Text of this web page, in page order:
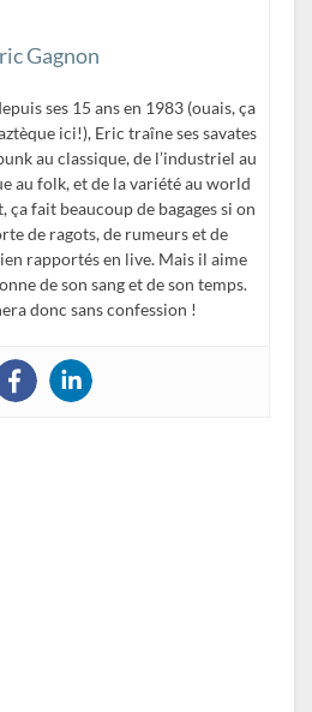
Gagnon
ses 15 ans en 1983 (ouais, ça
ici!), Eric traîne ses savates
au classique, de l’industriel au
au folk, et de la variété au world
fait beaucoup de bagages si on
de ragots, de rumeurs et de
rapportés en live. Mais il aime
de son sang et de son temps.
donc sans confession !